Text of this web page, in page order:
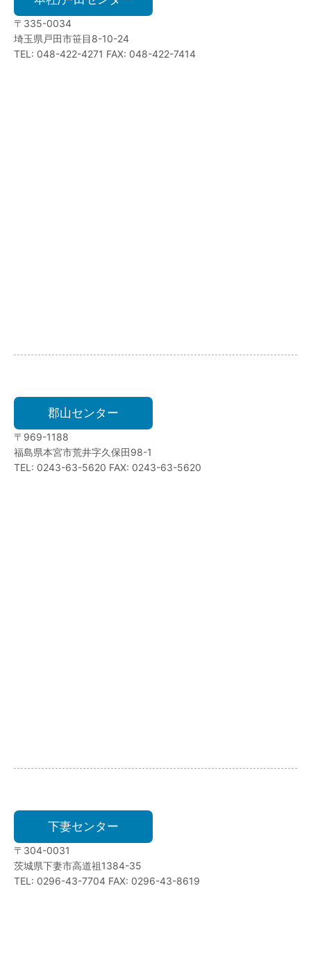
〒335-0034
埼玉県戸田市笹目8-10-24
TEL: 048-422-4271 FAX: 048-422-7414
郡山センター
〒969-1188
福島県本宮市荒井字久保田98-1
TEL: 0243-63-5620 FAX: 0243-63-5620
下妻センター
〒304-0031
茨城県下妻市高道祖1384-35
TEL: 0296-43-7704 FAX: 0296-43-8619